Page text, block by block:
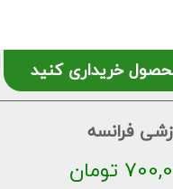
خریداری کنید
فرانسه
تومان